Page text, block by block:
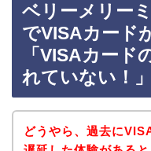
ベリーメリー
でVISAカード
「VISAカード
れていない！」
どうやら、過去に